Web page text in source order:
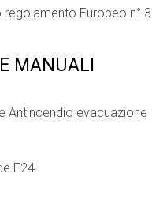
Europeo n°
MANUALI
Antincendio evacuazione
F24